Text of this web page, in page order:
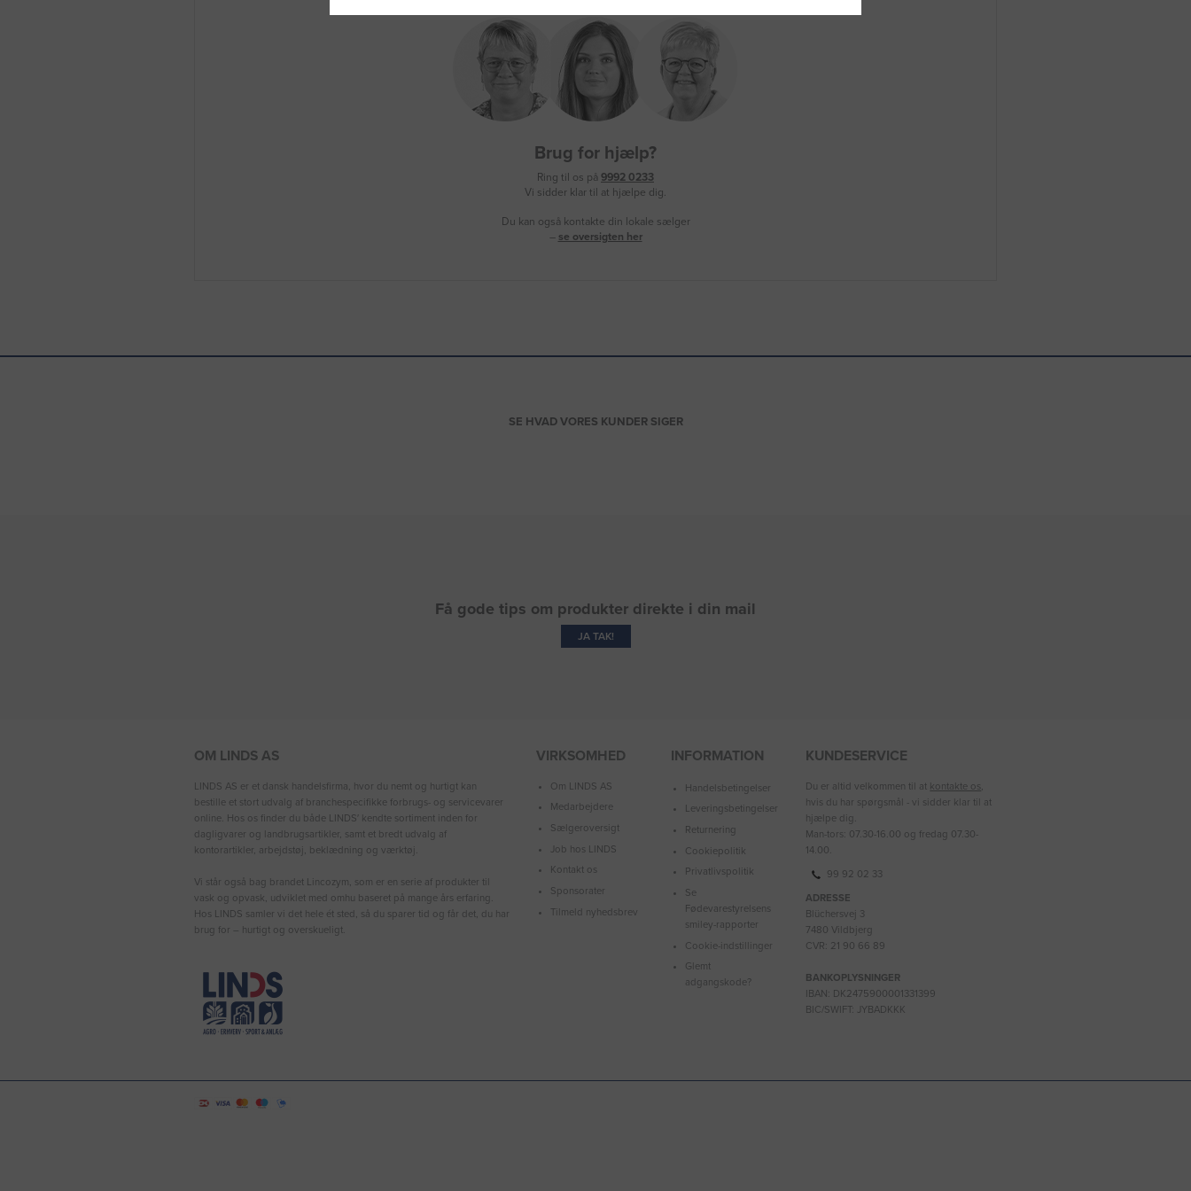
Brug for hjælp?
Ring til os på 9992 0233
Vi sidder klar til at hjælpe dig.
Du kan også kontakte din lokale sælger
– se oversigten her
SE HVAD VORES KUNDER SIGER
Få gode tips om produkter direkte i din mail
JA TAK!
OM LINDS AS
LINDS AS er et dansk handelsfirma, hvor du nemt og hurtigt kan
bestille et stort udvalg af branchespecifikke forbrugs- og servicevarer
online. Hos os finder du både LINDS′ kendte sortiment inden for
dagligvarer og landbrugsartikler, samt et bredt udvalg af
kontorartikler, arbejdstøj, beklædning og værktøj.
Vi står også bag brandet Lincozym, som er en serie af produkter til
vask og opvask, udviklet med omhu baseret på mange års erfaring.
Hos LINDS samler vi det hele ét sted, så du sparer tid og får det, du har
brug for – hurtigt og overskueligt.
VIRKSOMHED
Om LINDS AS
Medarbejdere
Sælgeroversigt
Job hos LINDS
Kontakt os
Sponsorater
Tilmeld nyhedsbrev
INFORMATION
Handelsbetingelser
Leveringsbetingelser
Returnering
Cookiepolitik
Privatlivspolitik
Se
Fødevarestyrelsens
smiley-rapporter
Cookie-indstillinger
Glemt
adgangskode?
KUNDESERVICE
Du er altid velkommen til at kontakte os,
hvis du har spørgsmål - vi sidder klar til at
hjælpe dig.
Man-tors: 07.30-16.00 og fredag 07.30-
14.00.
99 92 02 33
ADRESSE
Blüchersvej 3
7480 Vildbjerg
CVR: 21 90 66 89
BANKOPLYSNINGER
IBAN: DK2475900001331399
BIC/SWIFT: JYBADKKK